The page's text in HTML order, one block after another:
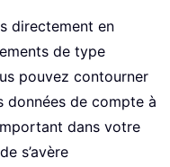
directement en
de type
pouvez contourner
de compte à
dans votre
s’avère